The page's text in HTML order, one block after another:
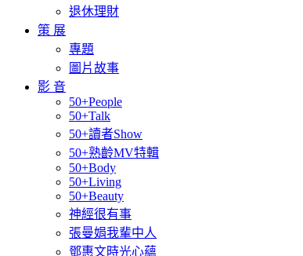
退休理財
策 展
專題
圖片故事
影 音
50+People
50+Talk
50+讀者Show
50+熟齡MV特輯
50+Body
50+Living
50+Beauty
神經很有事
張曼娟我輩中人
鄧惠文時光心蘊